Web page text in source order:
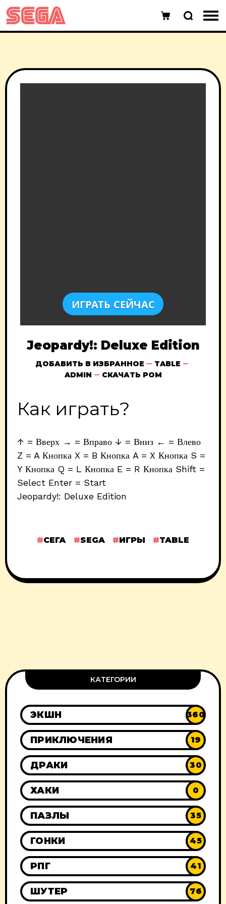
ИГРАТЬ СЕЙЧАС
Jeopardy!: Deluxe Edition
ДОБАВИТЬ В ИЗБРАННОЕ
TABLE
ADMIN
СКАЧАТЬ РОМ
Как играть?
↑ = Вверх → = Вправо ↓ = Вниз ← = Влево
Z = A Кнопка X = B Кнопка A = X Кнопка S =
Y Кнопка Q = L Кнопка E = R Кнопка Shift =
Select Enter = Start
Jeopardy!: Deluxe Edition
СЕГА SEGA ИГРЫ TABLE
КАТЕГОРИИ
ЭКШН 360
ПРИКЛЮЧЕНИЯ 19
ДРАКИ 30
ХАКИ 0
ПАЗЛЫ 35
ГОНКИ 45
РПГ 41
ШУТЕР 76